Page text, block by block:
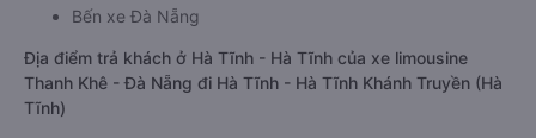
Bến xe Đà Nẵng
Địa điểm trả khách ở Hà Tĩnh - Hà Tĩnh của xe limousine
Thanh Khê - Đà Nẵng đi Hà Tĩnh - Hà Tĩnh Khánh Truyền (Hà
Tĩnh)